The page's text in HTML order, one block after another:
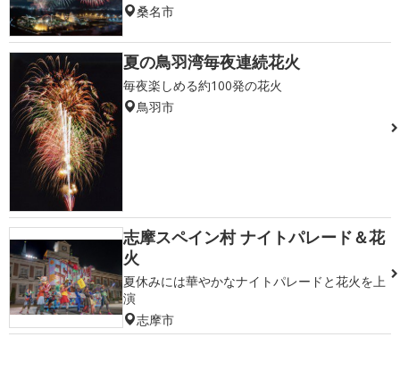
桑名市
夏の鳥羽湾毎夜連続花火
毎夜楽しめる約100発の花火
鳥羽市
志摩スペイン村 ナイトパレード＆花
火
夏休みには華やかなナイトパレードと花火を上
演
志摩市